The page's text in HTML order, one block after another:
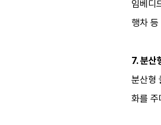
임베디
행차 등
7. 분
분산형
화를 주